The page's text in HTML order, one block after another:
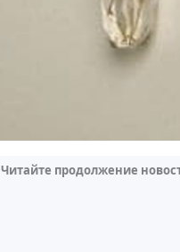
Читайте продолжение